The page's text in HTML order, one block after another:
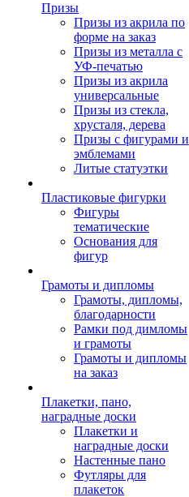
Призы
Призы из акрила по
форме на заказ
Призы из металла с
УФ-печатью
Призы из акрила
универсальные
Призы из стекла,
хрусталя, дерева
Призы с фигурами и
эмблемами
Литые статуэтки
Пластиковые фигурки
Фигуры
тематические
Основания для
фигур
Грамоты и дипломы
Грамоты, дипломы,
благодарности
Рамки под димломы
и грамоты
Грамоты и дипломы
на заказ
Плакетки, пано,
наградные доски
Плакетки и
наградные доски
Настенные пано
Футляры для
плакеток